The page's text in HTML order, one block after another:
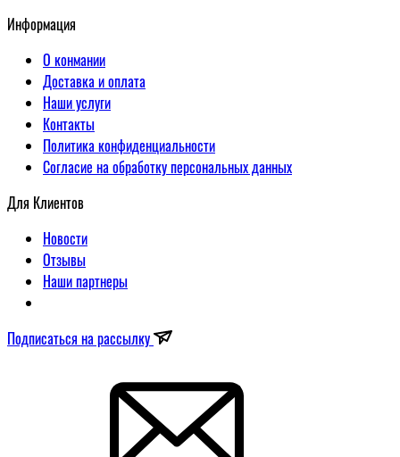
Информация
О конмании
Доставка и оплата
Наши услуги
Контакты
Политика конфиденциальности
Согласие на обработку персональных данных
Для Клиентов
Новости
Отзывы
Наши партнеры
Подписаться на рассылку